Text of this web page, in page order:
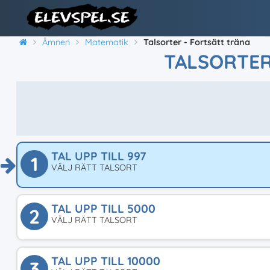
Ämnen Matematik Talsorter - Fortsätt träna
1 TAL UPP TILL 997
VÄLJ RÄTT TALSORT
2 TAL UPP TILL 5000
VÄLJ RÄTT TALSORT
TAL UPP TILL 10000